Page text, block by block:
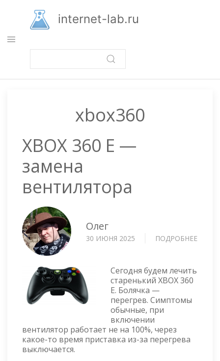
основному
содержанию
internet-lab.ru
xbox360
XBOX 360 E —
замена
вентилятора
Олег
30 ИЮНЯ 2025 ПОДРОБНЕЕ
Сегодня будем лечить
старенький XBOX 360
E. Болячка —
перегрев. Симптомы
обычные, при
включении
вентилятор работает не на 100%, через
какое-то время приставка из-за перегрева
выключается.